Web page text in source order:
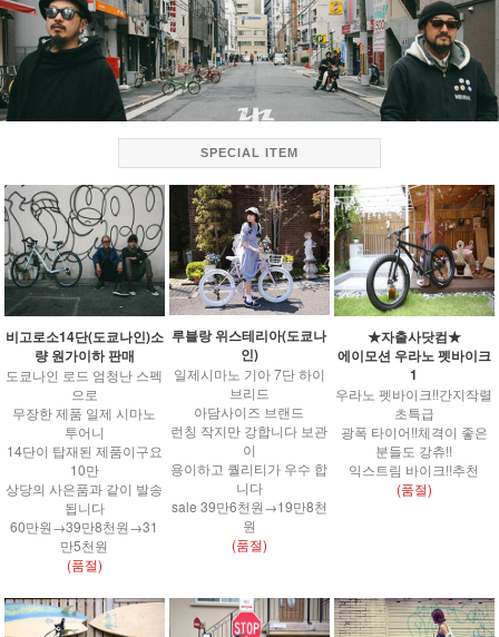
SPECIAL ITEM
비고로소14단(도쿄나인)소
량 원가이하 판매
도쿄나인 로드 엄청난 스펙
으로
무장한 제품 일제 시마노
투어니
14단이 탑재된 제품이구요
10만
상당의 사은품과 같이 발송
됩니다
60만원→39만8천원→31
만5천원
(품절)
루블랑 위스테리아(도쿄나
인)
일제시마노 기아 7단 하이
브리드
아담사이즈 브랜드
런칭 작지만 강합니다 보관
이
용이하고 퀄리티가 우수 합
니다
sale 39만6천원→19만8천
원
(품절)
★자출사닷컴★
에이모션 우라노 펫바이크
1
우라노 펫바이크!!간지작렬
초특급
광폭 타이어!!체격이 좋은
분들도 강츄!!
익스트림 바이크!!추천
(품절)